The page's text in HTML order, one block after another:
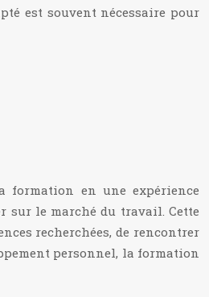
est souvent nécessaire pour
formation en une expérience
sur le marché du travail. Cette
recherchées, de rencontrer
personnel, la formation